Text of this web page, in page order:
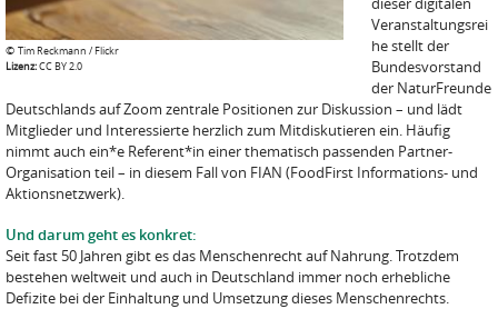
© Tim Reckmann / Flickr
Lizenz:CC BY 2.0
Veranstaltungsrei
he stellt der
Bundesvorstand
der NaturFreunde
Deutschlands auf Zoom zentrale Positionen zur Diskussion – und lädt
Mitglieder und Interessierte herzlich zum Mitdiskutieren ein. Häufig
nimmt auch ein*e Referent*in einer thematisch passenden Partner-
Organisation teil – in diesem Fall von FIAN (FoodFirst Informations- und
Aktionsnetzwerk).
Und darum geht es konkret:
Seit fast 50 Jahren gibt es das Menschenrecht auf Nahrung. Trotzdem
bestehen weltweit und auch in Deutschland immer noch erhebliche
Defizite bei der Einhaltung und Umsetzung dieses Menschenrechts.